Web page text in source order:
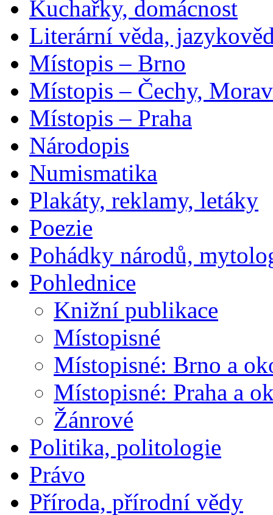
Kuchařky, domácnost
Literární věda,
Místopis – Brno
Místopis – Čechy,
Místopis – Praha
Národopis
Numismatika
Plakáty, reklamy, letáky
Poezie
Pohádky národů,
Pohlednice
Knižní publikace
Místopisné
Místopisné: Brno a
Místopisné: Praha a
Žánrové
Politika, politologie
Právo
Příroda, přírodní vědy